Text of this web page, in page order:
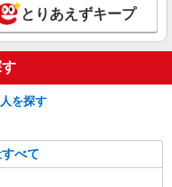
ービス★残業なし♪日勤
円 ＜日払い有/週払い有/交
含む)＞
宇土駅】
とりあえずキープ
を探す
べて